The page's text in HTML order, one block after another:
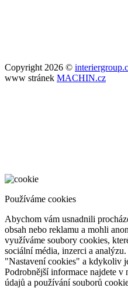
Copyright 2026 ©
www stránek MACHIN.cz
Používáme cookies
Abychom vám usnadnili
obsah nebo reklamu a mohli
využíváme soubory cookies,
sociální média, inzerci a
"Nastavení cookies" a kdykoliv
Podrobnější informace najdete v
údajů a používání souborů